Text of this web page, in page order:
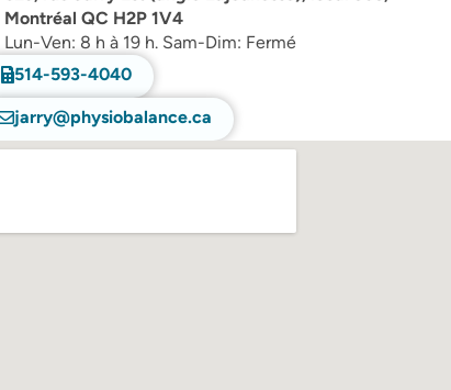
Montréal QC H2P 1V4
Lun-Ven: 8 h à 19 h. Sam-Dim: Fermé
514-593-4040
jarry@physiobalance.ca